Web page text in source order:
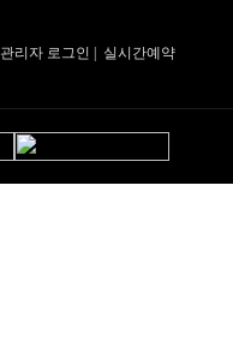
관리자 로그인 실시간예약